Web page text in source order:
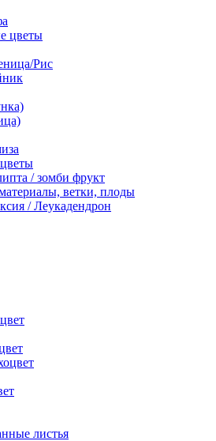
цветы
Рис
/ зомби фрукт
ветки, плоды
/ Леукадендрон
листья